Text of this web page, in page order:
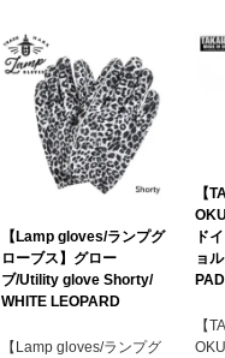
【Lamp gloves/ランプグ
ローブス】グロー
ブ/Utility glove Shorty/
WHITE LEOPARD
【Lamp gloves/ランプグ
【
ド
ョ
【